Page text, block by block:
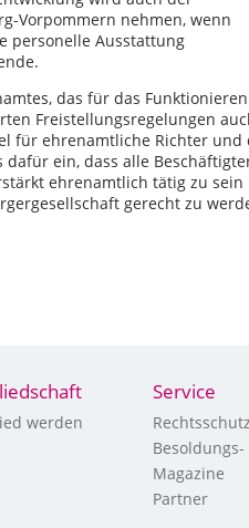
Vorpommern nehmen, wenn
personelle Ausstattung
das für das Funktionieren
Freistellungsregelungen
für ehrenamtliche Richter und
ein, dass alle
ehrenamtlich tätig zu sein
gerecht zu
werden
Service
Rechtsschutz
Magazine
Partner